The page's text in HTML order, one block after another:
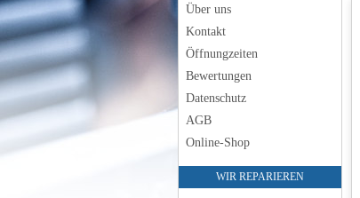
Über uns
Kontakt
Öffnungzeiten
Bewertungen
Datenschutz
AGB
Online-Shop
WIR REPARIEREN